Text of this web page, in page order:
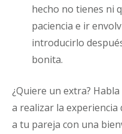
hecho no tienes ni
paciencia e ir
introducirlo
bonita.
¿Quiere un extra?
a realizar la
a tu pareja con una